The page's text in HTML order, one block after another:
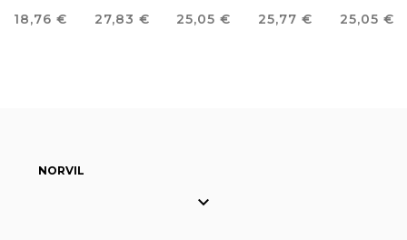
STRETCH
Prix
18,76 €
FEMME
Prix
27,83 €
UNISEX
Prix
25,05 €
UNISEX
Prix
25,77 €
UNISEX
Prix
25,05 €
NORVIL
